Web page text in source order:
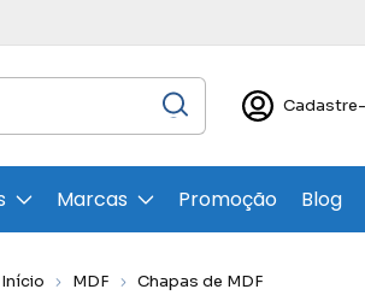
Marcas Promoção Blog
Início MDF Chapas de MDF